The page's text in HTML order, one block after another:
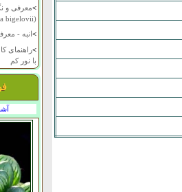
>معرفی و
(Cylindropuntia bigelovii)
>انبه -
>راهنمای
با نور کم